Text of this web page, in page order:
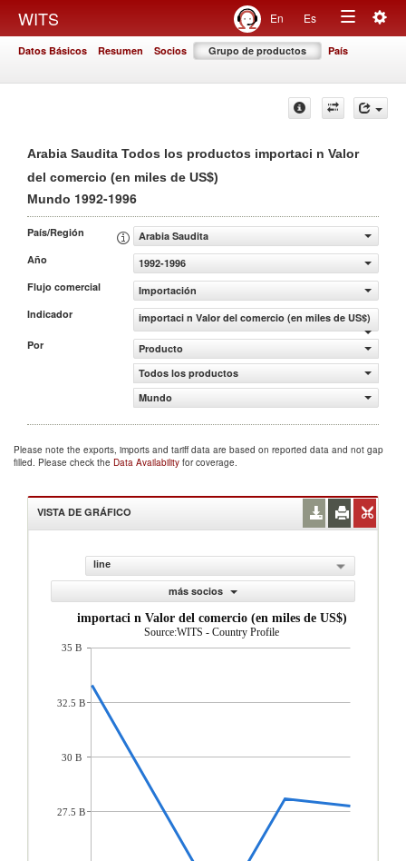
WITS En Es
Toggle
Datos Básicos Resumen Socios Grupo de productos País
Arabia Saudita Todos los productos importaci n Valor
del comercio (en miles de US$)
Mundo 1992-1996
País/Región
Arabia Saudita
Año
1992-1996
Flujo comercial
Importación
Indicador
importaci n Valor del comercio (en miles de US$)
Por
Producto
Todos los productos
Mundo
Please note the exports, imports and tariff data are based on reported data and not gap
filled. Please check the Data Availability for coverage.
VISTA DE GRÁFICO
line
más socios
importaci n Valor del comercio (en miles de US$)
Source:WITS - Country Profile
35 B
32.5 B
30 B
27.5 B